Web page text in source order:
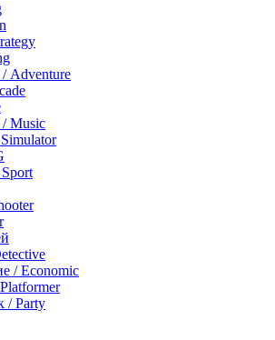
Adventure
Music
/ Economic
/ Party